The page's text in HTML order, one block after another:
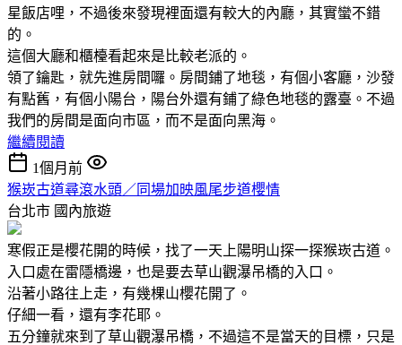
星飯店哩，不過後來發現裡面還有較大的內廳，其實蠻不錯
的。
這個大廳和櫃檯看起來是比較老派的。
領了鑰匙，就先進房間囉。房間鋪了地毯，有個小客廳，沙發
有點舊，有個小陽台，陽台外還有鋪了綠色地毯的露臺。不過
我們的房間是面向市區，而不是面向黑海。
繼續閱讀
1個月前
猴崁古道尋滾水頭／同場加映風尾步道櫻情
台北市 國內旅遊
寒假正是櫻花開的時候，找了一天上陽明山探一探猴崁古道。
入口處在雷隱橋邊，也是要去草山觀瀑吊橋的入口。
沿著小路往上走，有幾棵山櫻花開了。
仔細一看，還有李花耶。
五分鐘就來到了草山觀瀑吊橋，不過這不是當天的目標，只是